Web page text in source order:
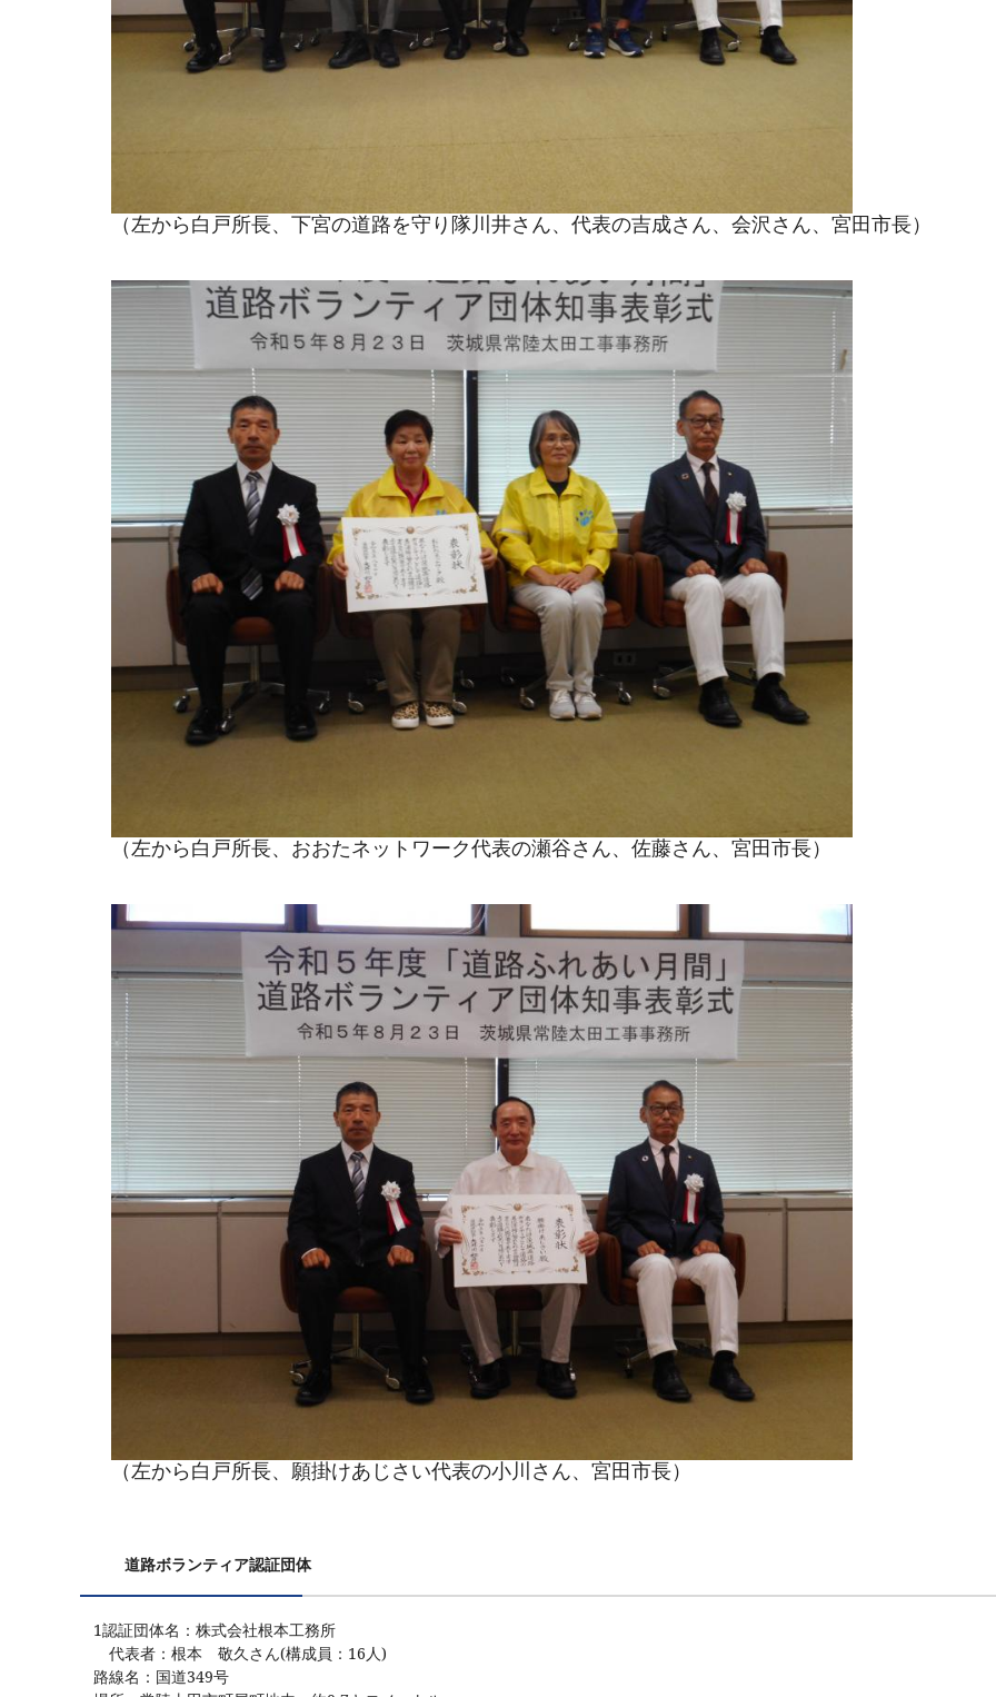
（左から白戸所長、下宮の道路を守り隊川井さん、代表の吉成さん、会沢さん、宮田市長）
（左から白戸所長、おおたネットワーク代表の瀬谷さん、佐藤さん、宮田市長）
（左から白戸所長、願掛けあじさい代表の小川さん、宮田市長）
道路ボランティア認証団体
1認証団体名：株式会社根本工務所
代表者：根本 敬久さん(構成員：16人)
路線名：国道349号